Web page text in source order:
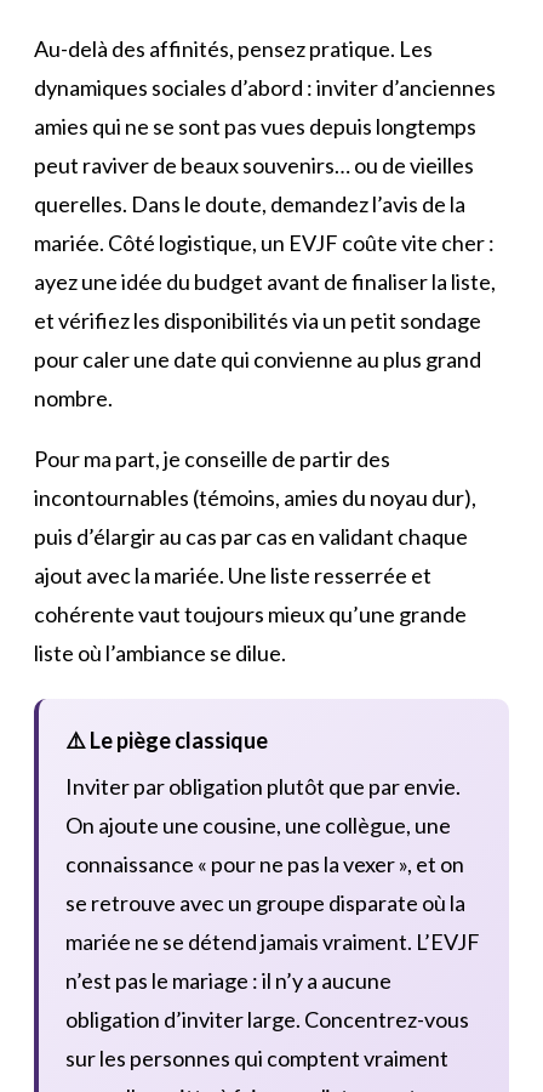
Au-delà des affinités, pensez pratique. Les
dynamiques sociales d’abord : inviter d’anciennes
amies qui ne se sont pas vues depuis longtemps
peut raviver de beaux souvenirs… ou de vieilles
querelles. Dans le doute, demandez l’avis de la
mariée. Côté logistique, un EVJF coûte vite cher :
ayez une idée du budget avant de finaliser la liste,
et vérifiez les disponibilités via un petit sondage
pour caler une date qui convienne au plus grand
nombre.
Pour ma part, je conseille de partir des
incontournables (témoins, amies du noyau dur),
puis d’élargir au cas par cas en validant chaque
ajout avec la mariée. Une liste resserrée et
cohérente vaut toujours mieux qu’une grande
liste où l’ambiance se dilue.
⚠️ Le piège classique
Inviter par obligation plutôt que par envie.
On ajoute une cousine, une collègue, une
connaissance « pour ne pas la vexer », et on
se retrouve avec un groupe disparate où la
mariée ne se détend jamais vraiment. L’EVJF
n’est pas le mariage : il n’y a aucune
obligation d’inviter large. Concentrez-vous
sur les personnes qui comptent vraiment